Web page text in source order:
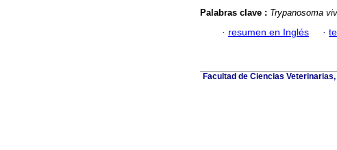
Palabras clave : Trypanosoma
· resumen en Inglés ·
Facultad de Ciencias